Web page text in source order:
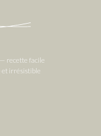
recette facile
et irrésistible